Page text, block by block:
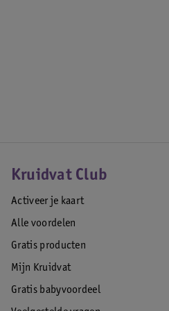
Kruidvat Club
Activeer je kaart
Alle voordelen
Gratis producten
Mijn Kruidvat
Gratis babyvoordeel